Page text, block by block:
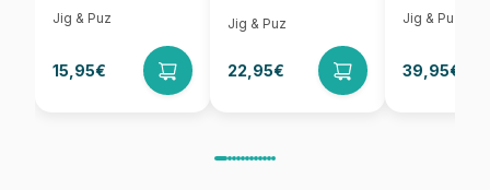
Jig & Puz
15,95€
Jig & Puz
22,95€
Jig & Puz
39,95€